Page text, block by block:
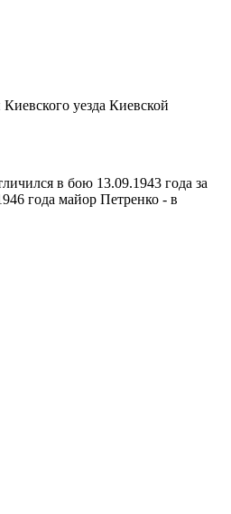
уезда Киевской
в бою 13.09.1943 года за
года майор Петренко - в